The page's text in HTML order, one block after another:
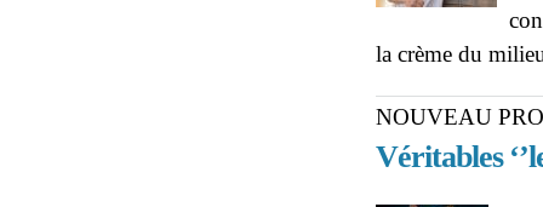
la crème du
NOUVEAU
Véritables